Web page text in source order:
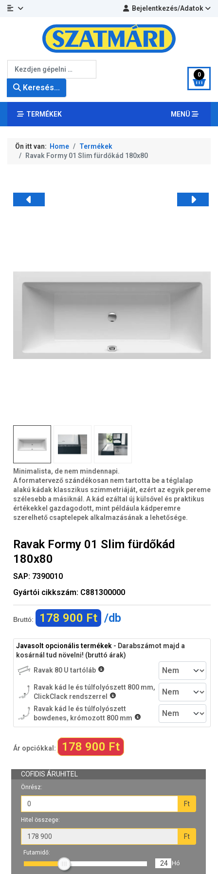
Bejelentkezés/Adatok
Keresés...
0
TERMÉKEK MENÜ
Ön itt van: Home
Termékek
Ravak Formy 01 Slim fürdőkád 180x80
Minimalista, de nem mindennapi.
A formatervező szándékosan nem tartotta be a téglalap
alakú kádak klasszikus szimmetriáját, ezért az egyik pereme
szélesebb a másiknál. A kád ezáltal új külsővel és praktikus
értékekkel gazdagodott, mint példáula kádperemre
szerelhető csaptelepek alkalmazásának a lehetősége.
Ravak Formy 01 Slim fürdőkád
180x80
SAP: 7390010
Gyártói cikkszám: C881300000
Bruttó: 178 900 Ft /db
Javasolt opcionális termékek - Darabszámot majd a
kosárnál tud növelni! (bruttó árak)
Ravak 80 U tartóláb
Ravak kád le és túlfolyószett 800 mm,
ClickClack rendszerrel
Ravak kád le és túlfolyószett
bowdenes, krómozott 800 mm
Ár opciókkal: 178 900 Ft